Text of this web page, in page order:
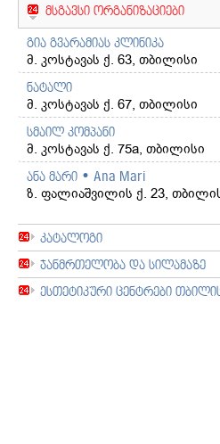
მსგავსი ორგანიზაციები
გია გვარამიას კლინიკა
მ. კოსტავას ქ. 63, თბილისი
ნატალი
მ. კოსტავას ქ. 67, თბილისი
სმაილ კომპანი
მ. კოსტავას ქ. 75a, თბილისი
ანა მარი • Ana Mari
ზ. ფალიაშვილის ქ. 23,
კატალოგი
ჯანმრთელობა და სილამაზე
ესთეტიკური ცენტრები